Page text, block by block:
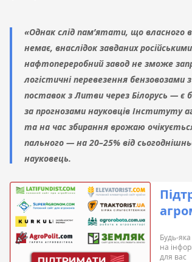
«Однак слід пам’ятати, що власного
немає, внаслідок завданих
нафтопереробний завод не зможе
логістичні перевезення
поставок з Литви через Білорусь —
за прогнозами науковців Інституту
та на час збирання врожаю
пального — на 20–25% від
науковець.
Будь-
на
для вас